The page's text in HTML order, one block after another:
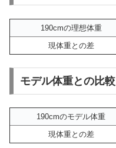
190cmの理想体重
現体重との差
モデル体重との比較
190cmのモデル体重
現体重との差